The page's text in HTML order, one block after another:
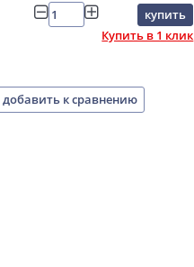
купить
Купить в 1 клик
добавить к сравнению